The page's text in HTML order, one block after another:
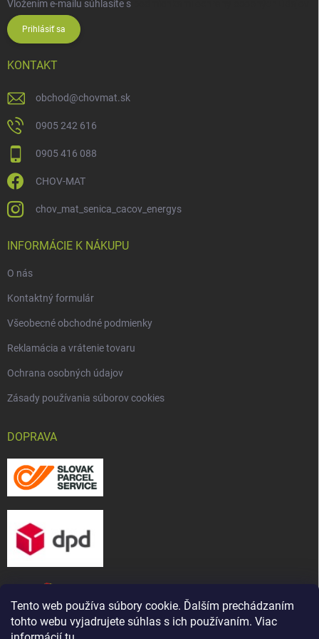
Tento web používa súbory cookie. Ďalším prechádzaním
tohto webu vyjadrujete súhlas s ich používaním. Viac
Vložením e-mailu súhlasíte s
Prihlásiť sa
KONTAKT
obchod@chovmat.sk
0905 242 616
0905 416 088
CHOV-MAT
chov_mat_senica_cacov_energys
INFORMÁCIE K NÁKUPU
O nás
Kontaktný formulár
Všeobecné obchodné podmienky
Reklamácia a vrátenie tovaru
Ochrana osobných údajov
Zásady používania súborov cookies
DOPRAVA